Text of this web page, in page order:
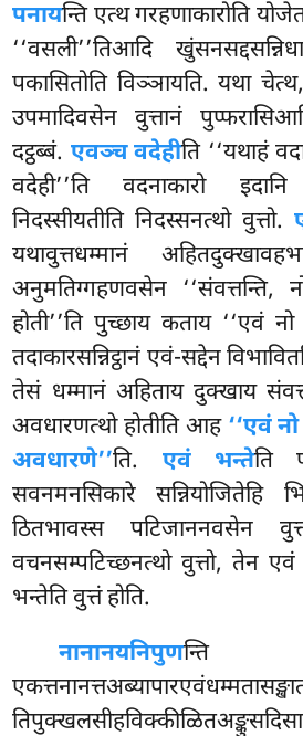
पनायन्ति एत्थ गरहणाकारोति
‘‘वसली’’तिआदि
पकासितोति विञ्ञायति. यथा
उपमादिवसेन वुत्तानं
दट्ठब्बं. एवञ्च वदेहीति ‘‘यथाहं
वदेही’’ति वदनाकारो
निदस्सीयतीति निदस्सनत्थो वुत्तो.
यथावुत्तधम्मानं
अनुमतिग्गहणवसेन
होती’’ति पुच्छाय कताय ‘‘एवं नो
तदाकारसन्निट्ठानं एवं-सद्देन
तेसं धम्मानं अहिताय दुक्खाय
अवधारणत्थोहोतीति आह ‘‘एवं
अवधारणे’’ति. एवं भन्तेति
सवनमनसिकारे सन्नियोजितेहि
ठितभावस्स पटिजाननवसेन
वचनसम्पटिच्छनत्थो वुत्तो, तेन
भन्तेति वुत्तं होति.
नानानयनिपुणन्ति